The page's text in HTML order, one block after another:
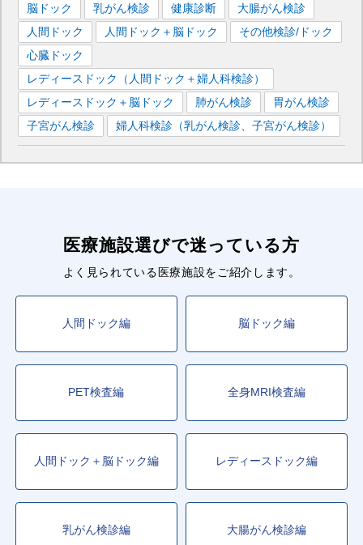
脳ドック 乳がん検診 健康診断
大腸がん検診
人間ドック
人間ドック＋脳ドック
その他検診/ドック
心臓ドック
レディースドック（人間ドック＋婦人科検診）
レディースドック＋脳ドック
肺がん検診
胃がん検診
子宮がん検診
婦人科検診（乳がん検診、子宮がん検診）
医療施設選びで迷っている方
よく見られている医療施設をご紹介します。
人間ドック編 脳ドック編
PET検査編 全身MRI検査編
人間ドック＋脳ドック編 レディースドック編
乳がん検診編 大腸がん検診編